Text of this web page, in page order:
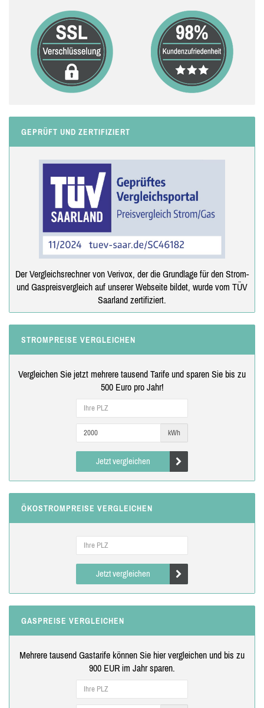
GEPRÜFT UND ZERTIFIZIERT
Der Vergleichsrechner von Verivox, der die Grundlage für den Strom-
und Gaspreisvergleich auf unserer Webseite bildet, wurde vom TÜV
Saarland zertifiziert.
STROMPREISE VERGLEICHEN
Vergleichen Sie jetzt mehrere tausend Tarife und sparen Sie bis zu
500 Euro pro Jahr!
kWh
Jetzt vergleichen
ÖKOSTROMPREISE VERGLEICHEN
Jetzt vergleichen
GASPREISE VERGLEICHEN
Mehrere tausend Gastarife können Sie hier vergleichen und bis zu
900 EUR im Jahr sparen.